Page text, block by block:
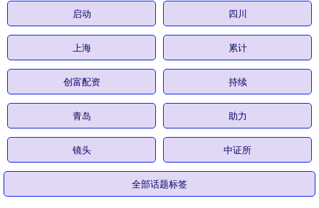
启动 四川
上海 累计
创富配资 持续
青岛 助力
镜头 中证所
全部话题标签